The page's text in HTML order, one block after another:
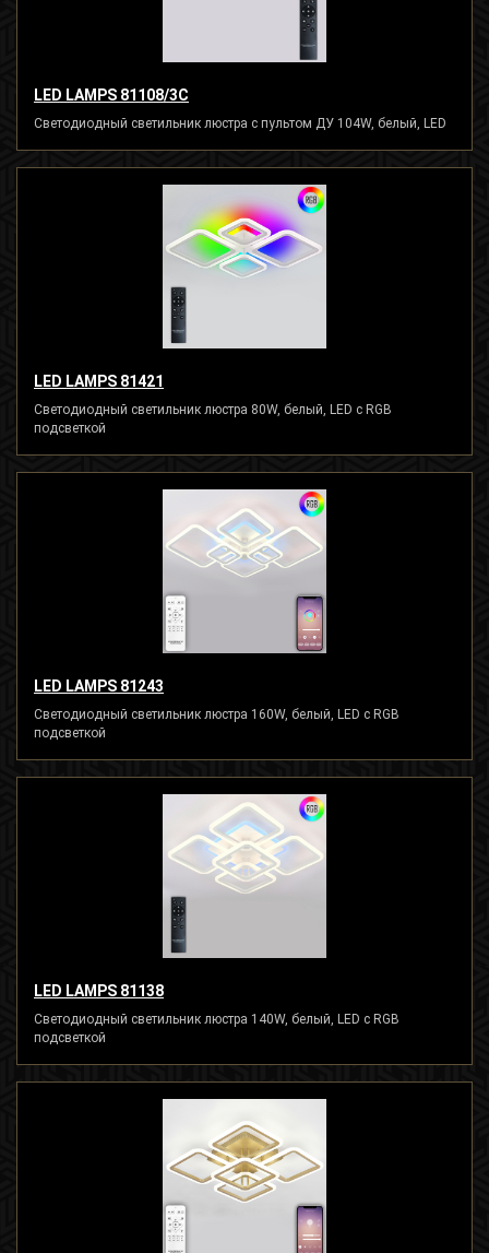
LED LAMPS 81108/3C
Светодиодный светильник люстра с пультом ДУ 104W, белый, LED
LED LAMPS 81421
Светодиодный светильник люстра 80W, белый, LED с RGB
подсветкой
LED LAMPS 81243
Светодиодный светильник люстра 160W, белый, LED с RGB
подсветкой
LED LAMPS 81138
Светодиодный светильник люстра 140W, белый, LED с RGB
подсветкой